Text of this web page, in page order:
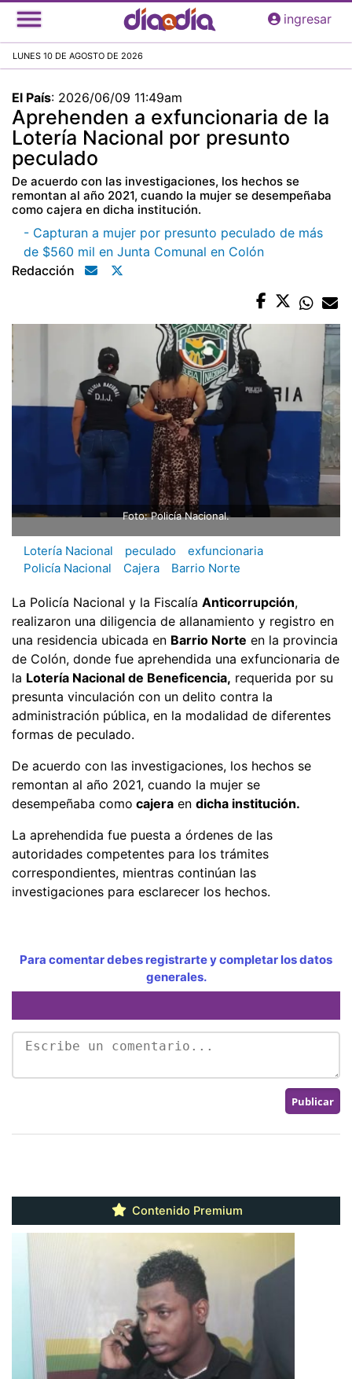
Pasar
al
principal
ingresar
LUNES 10 DE AGOSTO DE 2026
El País: 2026/06/09 11:49am
Aprehenden a exfuncionaria de la
Lotería Nacional por presunto
peculado
De acuerdo con las investigaciones, los hechos se
remontan al año 2021, cuando la mujer se desempeñaba
como cajera en dicha institución.
- Capturan a mujer por presunto peculado de más
de $560 mil en Junta Comunal en Colón
Redacción
Foto: Policía Nacional.
Lotería Nacional peculado
exfuncionaria
Policía Nacional
Cajera Barrio Norte
La Policía Nacional y la Fiscalía Anticorrupción,
realizaron una diligencia de allanamiento y registro en
una residencia ubicada en Barrio Norte en la provincia
de Colón, donde fue aprehendida una exfuncionaria de
la Lotería Nacional de Beneficencia, requerida por su
presunta vinculación con un delito contra la
administración pública, en la modalidad de diferentes
formas de peculado.
De acuerdo con las investigaciones, los hechos se
remontan al año 2021, cuando la mujer se
desempeñaba como cajera en dicha institución.
La aprehendida fue puesta a órdenes de las
autoridades competentes para los trámites
correspondientes, mientras continúan las
investigaciones para esclarecer los hechos.
Para comentar debes registrarte y completar los datos
generales.
Contenido Premium